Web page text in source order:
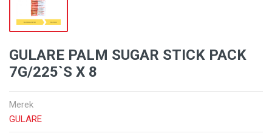
GULARE PALM SUGAR STICK PACK
7G/225`S X 8
Merek
GULARE